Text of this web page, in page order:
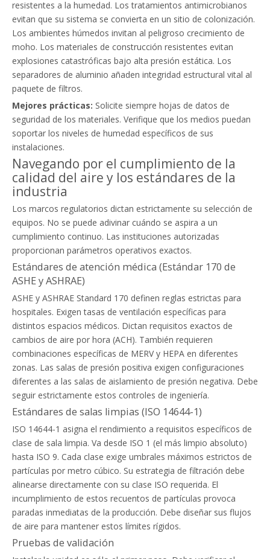
resistentes a la humedad. Los tratamientos antimicrobianos
evitan que su sistema se convierta en un sitio de colonización.
Los ambientes húmedos invitan al peligroso crecimiento de
moho. Los materiales de construcción resistentes evitan
explosiones catastróficas bajo alta presión estática. Los
separadores de aluminio añaden integridad estructural vital al
paquete de filtros.
Mejores prácticas: Solicite siempre hojas de datos de
seguridad de los materiales. Verifique que los medios puedan
soportar los niveles de humedad específicos de sus
instalaciones.
Navegando por el cumplimiento de la
calidad del aire y los estándares de la
industria
Los marcos regulatorios dictan estrictamente su selección de
equipos. No se puede adivinar cuándo se aspira a un
cumplimiento continuo. Las instituciones autorizadas
proporcionan parámetros operativos exactos.
Estándares de atención médica (Estándar 170 de
ASHE y ASHRAE)
ASHE y ASHRAE Standard 170 definen reglas estrictas para
hospitales. Exigen tasas de ventilación específicas para
distintos espacios médicos. Dictan requisitos exactos de
cambios de aire por hora (ACH). También requieren
combinaciones específicas de MERV y HEPA en diferentes
zonas. Las salas de presión positiva exigen configuraciones
diferentes a las salas de aislamiento de presión negativa. Debe
seguir estrictamente estos controles de ingeniería.
Estándares de salas limpias (ISO 14644-1)
ISO 14644-1 asigna el rendimiento a requisitos específicos de
clase de sala limpia. Va desde ISO 1 (el más limpio absoluto)
hasta ISO 9. Cada clase exige umbrales máximos estrictos de
partículas por metro cúbico. Su estrategia de filtración debe
alinearse directamente con su clase ISO requerida. El
incumplimiento de estos recuentos de partículas provoca
paradas inmediatas de la producción. Debe diseñar sus flujos
de aire para mantener estos límites rígidos.
Pruebas de validación